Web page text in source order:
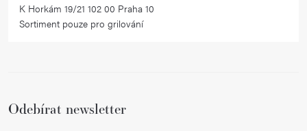
K Horkám 19/21 102 00 Praha 10
Sortiment pouze pro grilování
Odebírat newsletter